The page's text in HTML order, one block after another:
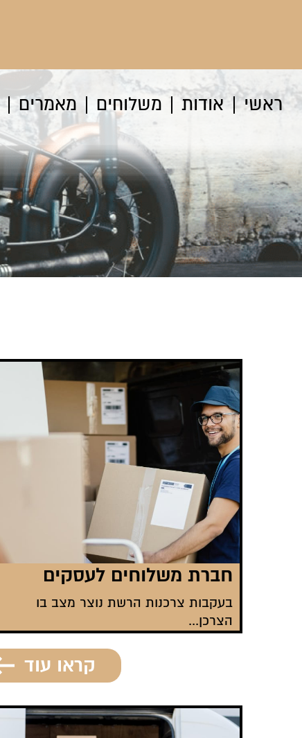
ראשי אודות משלוחים מאמרים
חברת משלוחים לעסקים
בעקבות צרכנות הרשת נוצר מצב בו
הצרכן...
קראו עוד